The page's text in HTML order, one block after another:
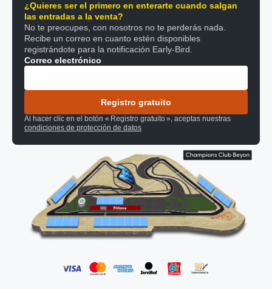
¿Quieres ser el primero en enterarte cuando salgan
las entradas a la venta?
No te preocupes, con nosotros no te perderás nada.
Recibe un correo en cuanto estén disponibles
registrándote para la notificación Early-Bird.
Correo electrónico
Registro gratuito
Al hacer clic en el botón « Registro gratuito », aceptas nuestras
condiciones de protección de datos